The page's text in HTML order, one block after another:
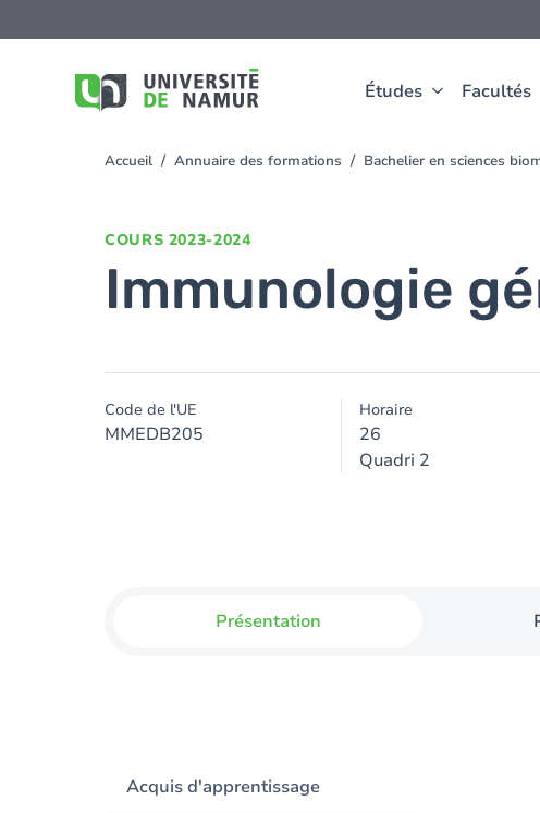
Études Facultés
au
You
Accueil Annuaire des formations Bachelier en sciences
COURS 2023-2024
Immunologie
Code de l'UE
MMEDB205
Horaire
26
Quadri 2
Présentation
Acquis d'apprentissage